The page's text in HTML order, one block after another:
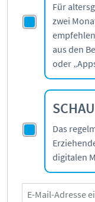
Für
zwei
aus den
oder
Das
digitalen
ÜBER UNS:
Kooperationen
Beirat
BotschafterInnen
Datenschutz
Barrierefreiheit